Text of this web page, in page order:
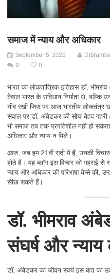
समाज में न्याय और अधिकार
September 5, 2025
0
0
भारत का लोकतांत्रिक इतिहास डॉ.
केवल भारत के संविधान निर्माता थे, बल्कि
नींव रखी जिस पर आज भारतीय लोकतंत्र
सवाल पर डॉ. अंबेडकर की सोच बेहद गहरी
भी समाज तब तक प्रगतिशील नहीं हो
अधिकार और न्याय न मिले।
आज, जब हम 21वीं सदी में हैं, उनकी
होते हैं। यह ब्लॉग इस विचार को गहराई
न्याय और अधिकार की परिभाषा कैसे की,
सीख सकते हैं।
डॉ. भीमराव
संघर्ष और
डॉ. अंबेडकर का जीवन स्वयं इस बात का